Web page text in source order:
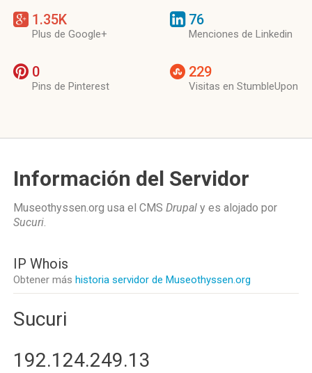
1.35K
Plus de Google+
76
Menciones de Linkedin
0
Pins de Pinterest
229
Visitas en StumbleUpon
Información del Servidor
Museothyssen.org usa el CMS Drupal y es alojado por
Sucuri.
IP Whois
Obtener más historia servidor de Museothyssen.org
Sucuri
192.124.249.13